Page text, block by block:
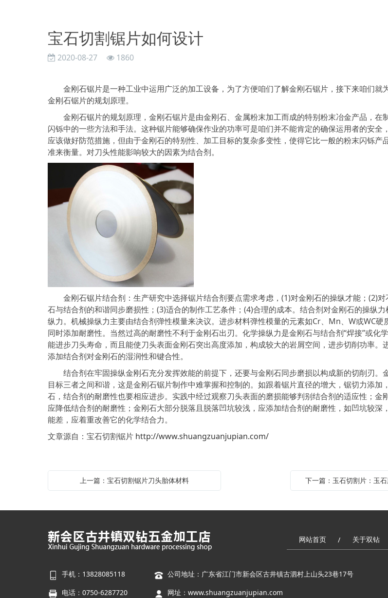
宝石切割锯片如何设计
2020-08-27 1860
金刚石锯片是一种工业中运用广泛的加工设备，为了方便咱们了解金刚石锯片，接下来咱们就
金刚石锯片的规划原理。
金刚石锯片的规划原理，金刚石锯片是由金刚石、金属粉末加工而成的特别粉末冶金产品，在
闪铄中的一些方法和手法。这种锯片能够确保作业的功率可是咱们并不能肯定的确保运用者的安全
应该做好防范措施，但由于金刚石的特别性、加工目标的复杂多变性，使得它比一般的粉末闪铄产
准来衡量。对刀头性能影响较大的因素为结合剂。
金刚石锯片结合剂：生产研究中选择锯片结合剂要点需求考虑，(1)对金刚石的操纵才能；(2)对
石与结合剂的和谐同步磨损性；(3)适合的制作工艺条件；(4)合理的成本。结合剂对金刚石的操纵
纵力。机械操纵力主要由结合剂弹性模量来决议。进步材料弹性模量的元素如Cr、Mn、W或WC硬
同时添加耐磨性。当然过高的耐磨性不利于金刚石出刃。化学操纵力是金刚石与结合剂“焊接”或化
能进步刀头寿命，而且能使刀头表面金刚石突出高度添加，构成较大的岩屑空间，进步切削功率。
添加结合剂对金刚石的湿润性和键合性。
结合剂在牢固操纵金刚石充分发挥效能的前提下，还要与金刚石同步磨损以构成新的切削刃。
目标三者之间和谐，这是金刚石锯片制作中难掌握和控制的。如跟着锯片直径的增大，锯切力添加
石，结合剂的耐磨性也要相应进步。实践中经过观察刀头表面的磨损能够判别结合剂的适应性；金
应降低结合剂的耐磨性；金刚石大部分脱落且脱落凹坑较浅，应添加结合剂的耐磨性，如凹坑较深
能差，应着重改善它的化学结合力。
文章源自：宝石切割锯片 http://www.shuangzuanjupian.com/
上一篇：宝石切割锯片刀头胎体材料 下一篇：玉石切割片：玉
网站首页 / 关于双钻
手机：13828085118
公司地址：广东省江门市新会区古井镇古泗村上山头23巷17号
电话：0750-6287720
网址： www.shuangzuanjupian.com